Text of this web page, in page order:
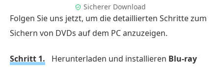
Sicherer Download
Folgen Sie uns jetzt, um die detaillierten Schritte zum
Sichern von DVDs auf dem PC anzuzeigen.
Schritt 1. Herunterladen und installieren Blu-ray